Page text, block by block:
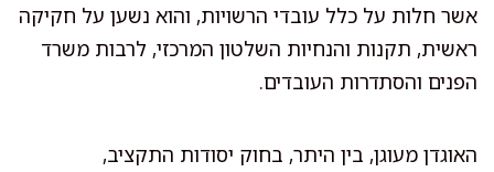
אשר חלות על כלל עובדי הרשויות, והוא נשען על חקיקה
ראשית, תקנות והנחיות השלטון המרכזי, לרבות משרד
הפנים והסתדרות העובדים.
האוגדן מעוגן, בין היתר, בחוק יסודות התקציב,